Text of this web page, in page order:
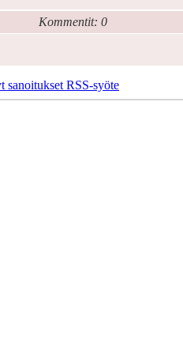
Kommentit: 0